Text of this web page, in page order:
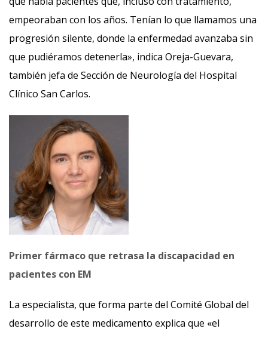
empeoraban con los años. Tenían lo que llamamos una
progresión silente, donde la enfermedad avanzaba sin
que pudiéramos detenerla», indica Oreja-Guevara,
también jefa de Sección de Neurología del Hospital
Clínico San Carlos.
Primer fármaco que retrasa la discapacidad en
pacientes con EM
La especialista, que forma parte del Comité Global del
desarrollo de este medicamento explica que «el